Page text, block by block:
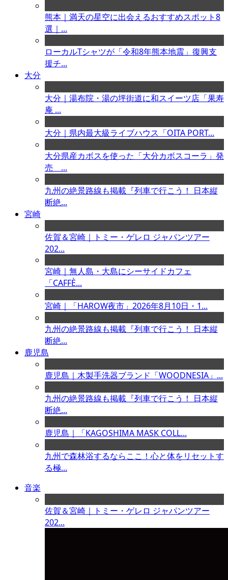
熊本｜満天の星空に出会えるおすすめスポット8
選｜...
ローカルTシャツが「令和8年熊本地震」復興支
援チ...
大分
大分｜湯布院・湯の坪街道に和スイーツ店「果寿
庵 ...
大分｜県内最大級ライブハウス「OITA PORT...
大分県産カボスを使った「大分カボスコーラ」発
売 ...
九州の絶景路線も掲載『列車で行こう！ 日本縦
断絶...
宮崎
佐賀＆宮崎｜トミー・ゲレロ ジャパンツアー
202...
宮崎｜無人島・大島にシーサイドカフェ
「CAFFÈ...
宮崎｜「HAROW夜市」2026年8月10日・1...
九州の絶景路線も掲載『列車で行こう！ 日本縦
断絶...
鹿児島
鹿児島｜木製手洗器ブランド「WOODNESIA」...
九州の絶景路線も掲載『列車で行こう！ 日本縦
断絶...
鹿児島｜「KAGOSHIMA MASK COLL...
九州で森林浴するならここ！心と体をリセットす
る極...
音楽
佐賀＆宮崎｜トミー・ゲレロ ジャパンツアー
202...